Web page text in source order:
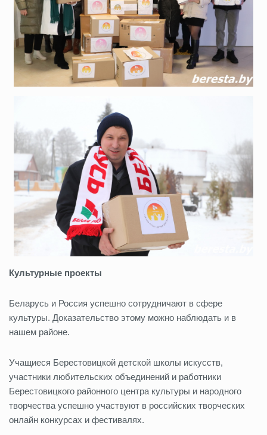
Культурные проекты
Беларусь и Россия успешно сотрудничают в сфере
культуры. Доказательство этому можно наблюдать и в
нашем районе.
Учащиеся Берестовицкой детской школы искусств,
участники любительских объединений и работники
Берестовицкого районного центра культуры и народного
творчества успешно участвуют в российских творческих
онлайн конкурсах и фестивалях.